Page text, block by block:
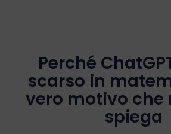
Perché
scarso in
vero motivo che
spiega